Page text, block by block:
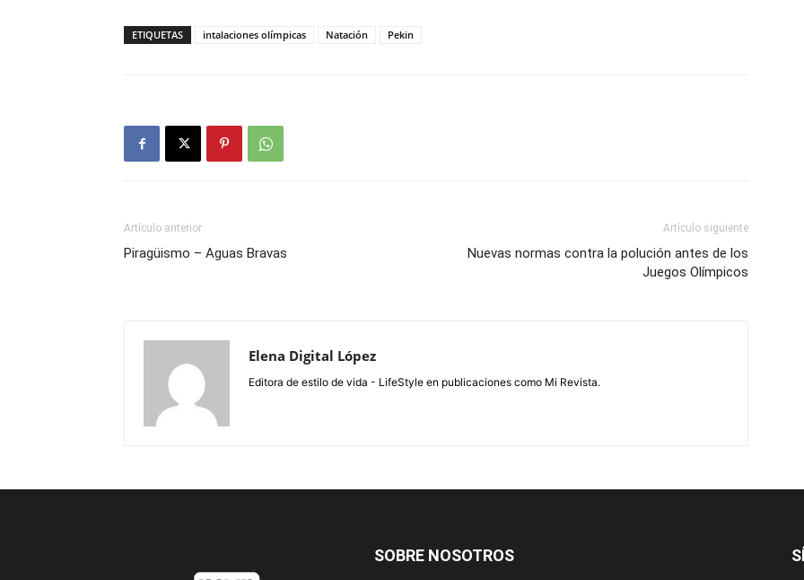
ETIQUETAS intalaciones olímpicas Natación Pekin
Artículo anterior
Piragüismo – Aguas Bravas
Artículo siguiente
Nuevas normas contra la polución antes de los
Juegos Olímpicos
Elena Digital López
Editora de estilo de vida - LifeStyle en publicaciones como Mi Revista.
SOBRE NOSOTROS